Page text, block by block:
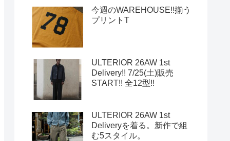
今週のWAREHOUSE!!揃う
プリントT
ULTERIOR 26AW 1st
Delivery!! 7/25(土)販売
START!! 全12型!!
ULTERIOR 26AW 1st
Deliveryを着る。新作で組
む5スタイル。